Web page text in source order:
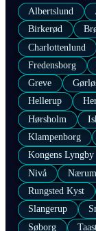
Albertslund
Birkerød
Charlottenlund
Fredensborg
Greve
Hellerup
Hørsholm
Klampenborg
Kongens Lyngby
Nivå
Nærum
Rungsted Kyst
Slangerup
Søborg